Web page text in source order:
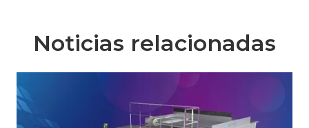
Noticias relacionadas